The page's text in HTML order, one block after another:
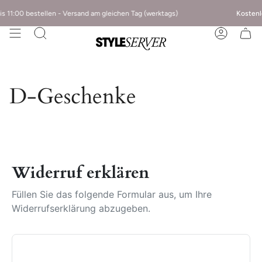
bestellen - Versand am gleichen Tag (werktags)
D-Geschenke
Widerruf erklären
Füllen Sie das folgende Formular aus, um Ihre
Widerrufserklärung abzugeben.